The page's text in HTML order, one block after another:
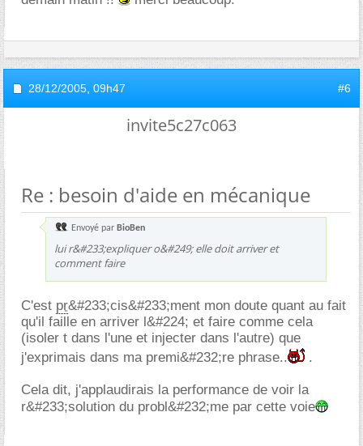
28/12/2005, 09h47 #6
invite5c27c063
Re : besoin d'aide en mécanique
Envoyé par BioBen
lui r&#233;expliquer o&#249; elle doit arriver et
comment faire
C'est pr&#233;cis&#233;ment mon doute quant au fait
qu'il faille en arriver l&#224; et faire comme cela
(isoler t dans l'une et injecter dans l'autre) que
j'exprimais dans ma premi&#232;re phrase..
.
Cela dit, j'applaudirais la performance de voir la
r&#233;solution du probl&#232;me par cette voie